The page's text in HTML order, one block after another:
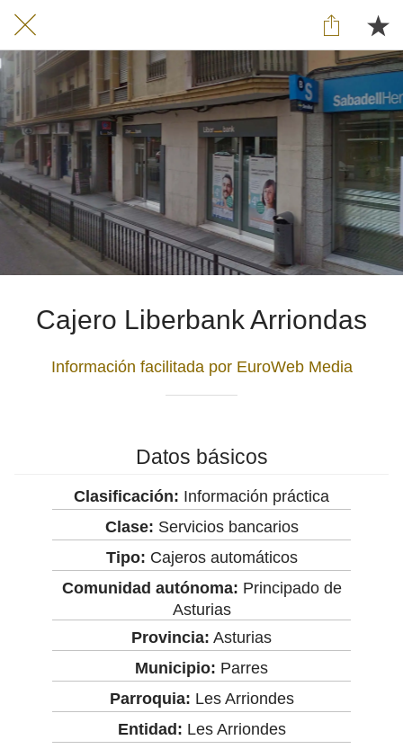
Cajero Liberbank Arriondas
Información facilitada por EuroWeb Media
Datos básicos
Clasificación: Información práctica
Clase: Servicios bancarios
Tipo: Cajeros automáticos
Comunidad autónoma: Principado de
Asturias
Provincia: Asturias
Municipio: Parres
Parroquia: Les Arriondes
Entidad: Les Arriondes